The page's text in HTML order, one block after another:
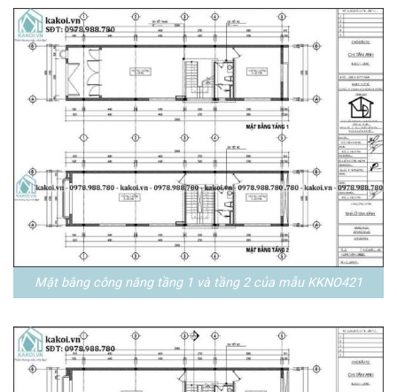
Mặt bằng công năng tầng 1 và tầng 2 của mẫu KKNO421